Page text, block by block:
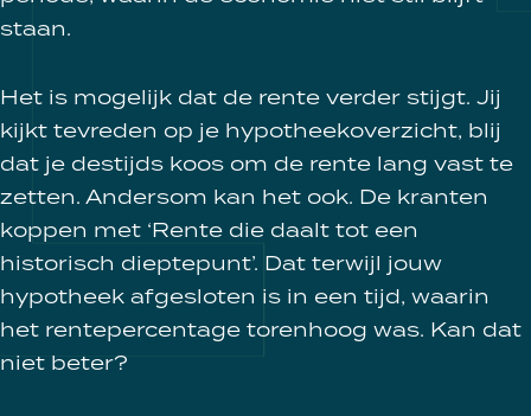
staan.
Het is mogelijk dat de rente verder stijgt. Jij
kijkt tevreden op je hypotheekoverzicht, blij
dat je destijds koos om de rente lang vast te
zetten. Andersom kan het ook. De kranten
koppen met ‘Rente die daalt tot een
historisch dieptepunt’. Dat terwijl jouw
hypotheek afgesloten is in een tijd, waarin
het rentepercentage torenhoog was. Kan dat
niet beter?